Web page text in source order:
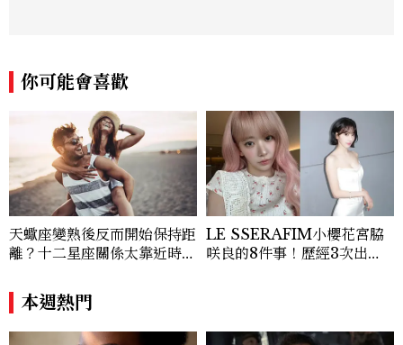
你可能會喜歡
天蠍座變熟後反而開始保持距
離？十二星座關係太靠近時最
壓力就先躲起來
LE SSERAFIM小櫻花宮脇
咲良的8件事！歷經3次出
本週熱門